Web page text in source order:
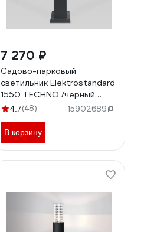
7 270 ₽
Садово-парковый
светильник Elektrostandard
1550 TECHNO /черный
a035095
4.7(48) 15902689
В корзину